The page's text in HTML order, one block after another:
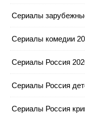
Сериалы
Сериалы комедии
Сериалы Россия
Сериалы Россия
Сериалы Россия